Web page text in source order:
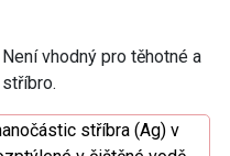
vhodný pro těhotné a
stříbra (Ag) v